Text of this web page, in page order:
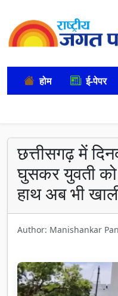
होम ई-पेपर
छत्तीसगढ़ में
घुसकर युवती को
हाथ अब भी
Author: Manishankar